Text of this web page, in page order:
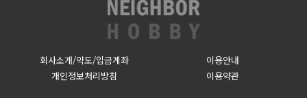
회사소개/약도/입금계좌
이용안내
개인정보처리방침
이용약관